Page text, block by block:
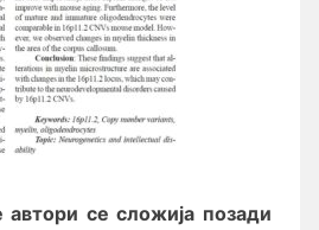
се сложија позади